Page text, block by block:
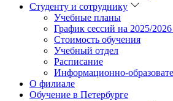
Студенту и сотруднику
Учебные планы
График сессий на 2025/
Стоимость обучения
Учебный отдел
Расписание
Информационно-
О филиале
Обучение в Петербурге